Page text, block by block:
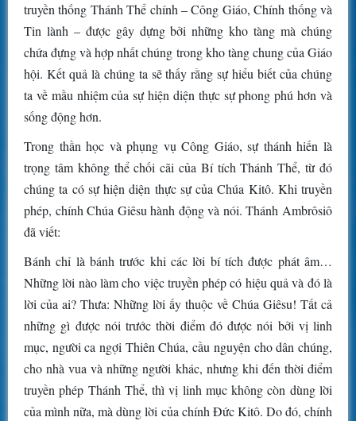
truyền thống Thánh Thể chính – Công Giáo, Chính thống và
Tin lành – được gây dựng bởi những kho tàng mà chúng
chứa đựng và hợp nhất chúng trong kho tàng chung của Giáo
hội. Kết quả là chúng ta sẽ thấy rằng sự hiểu biết của chúng
ta về mầu nhiệm của sự hiện diện thực sự phong phú hơn và
sống động hơn.
Trong thần học và phụng vụ Công Giáo, sự thánh hiến là
trọng tâm không thể chối cãi của Bí tích Thánh Thể, từ đó
chúng ta có sự hiện diện thực sự của Chúa Kitô. Khi truyền
phép, chính Chúa Giêsu hành động và nói. Thánh Ambrôsiô
đã viết:
Bánh chỉ là bánh trước khi các lời bí tích được phát âm…
Những lời nào làm cho việc truyền phép có hiệu quả và đó là
lời của ai? Thưa: Những lời ấy thuộc về Chúa Giêsu! Tất cả
những gì được nói trước thời điểm đó được nói bởi vị linh
mục, người ca ngợi Thiên Chúa, cầu nguyện cho dân chúng,
cho nhà vua và những người khác, nhưng khi đến thời điểm
truyền phép Thánh Thể, thì vị linh mục không còn dùng lời
của mình nữa, mà dùng lời của chính Đức Kitô. Do đó, chính